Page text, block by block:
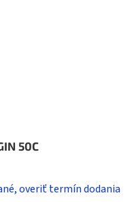
50C
overiť termín dodania